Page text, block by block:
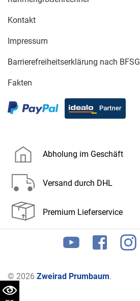
Kontakt
Impressum
Barrierefreiheitserklärung nach BFSG
Fakten
Abholung im Geschäft
Versand durch DHL
Premium Lieferservice
© 2026 Zweirad Prumbaum.